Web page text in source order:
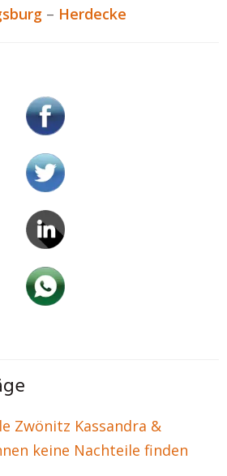
– Herdecke
Zwönitz Kassandra &
keine Nachteile finden